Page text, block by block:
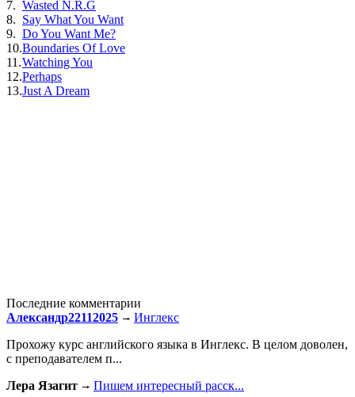
7. Wasted N.R.G
8. Say What You Want
9. Do You Want Me?
10.Boundaries Of Love
11.Watching You
12.Perhaps
13.Just A Dream
Последние комментарии
Александр22112025
Инглекс
Прохожу курс английского языка в Инглекс. В целом доволен,
с преподавателем п...
Лера Язагит
Пишем интересный расск...